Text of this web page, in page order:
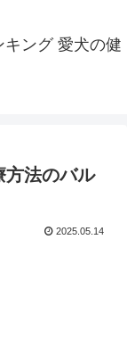
キング 愛犬の健
方法のバル
2025.05.14